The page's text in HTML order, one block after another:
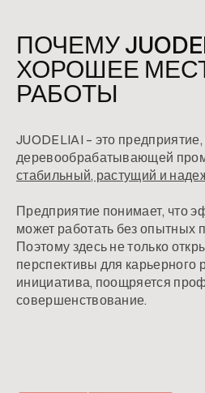
ПОЧЕМУ
ХОРОШЕЕ
РАБОТЫ
JUODELIAI – это
деревообрабатывающей
стабильный, растущий и
Предприятие понимает, что
может работать без опытных
Поэтому здесь не только
перспективы для карьерного
инициатива, поощряется
совершенствование.